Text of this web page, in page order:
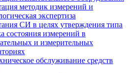
методик измерений и
экспертиза
СИ в целях утверждения типа
состояния измерений в
и измерительных
обслуживание средств